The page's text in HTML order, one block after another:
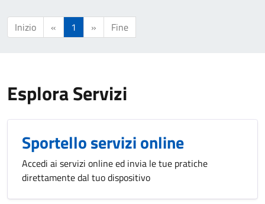
Inizio « 1 » Fine
Esplora Servizi
Sportello servizi online
Accedi ai servizi online ed invia le tue pratiche
direttamente dal tuo dispositivo